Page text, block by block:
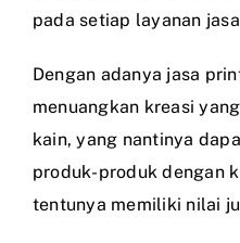
pada setiap layanan
Dengan adanya jasa
menuangkan kreasi
kain, yang nantinya
produk-produk dengan
tentunya memiliki nilai